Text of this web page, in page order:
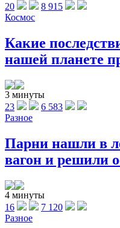
20
8 915
Космос
Какие
нашей планете
3 минуты
23
6 583
Разное
Парни нашли в
вагон и решили
4 минуты
16
7 120
Разное